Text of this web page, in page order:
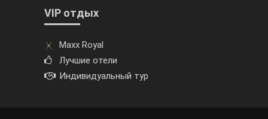
VIP отдых
Maxx Royal
Лучшие отели
Индивидуальный тур